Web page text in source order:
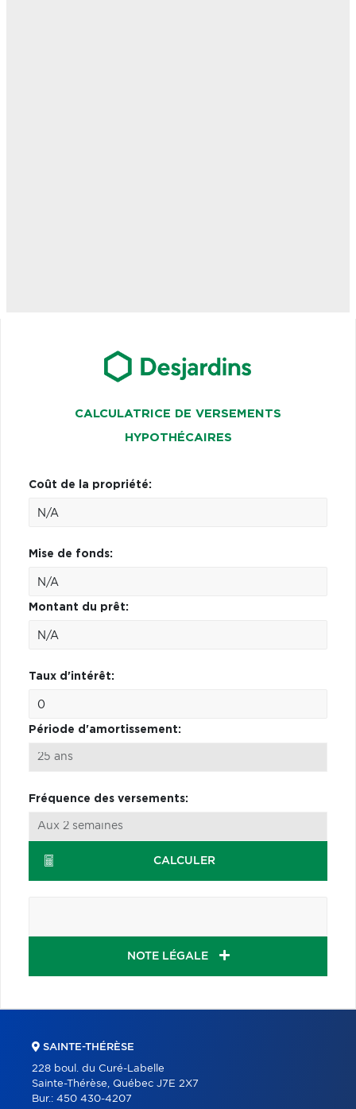
CALCULATRICE DE VERSEMENTS
HYPOTHÉCAIRES
Coût de la propriété:
Mise de fonds:
Montant du prêt:
Taux d'intérêt:
Période d'amortissement:
Fréquence des versements:
CALCULER
NOTE LÉGALE
SAINTE-THÉRÈSE
228 boul. du Curé-Labelle
Sainte-Thérèse, Québec J7E 2X7
Bur.: 450 430-4207